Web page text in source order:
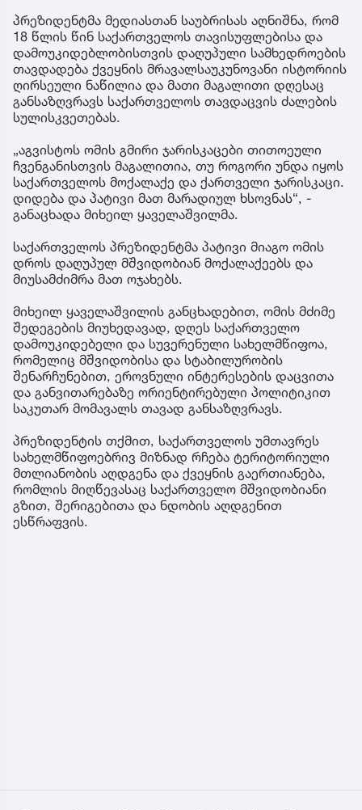
პრეზიდენტმა მედიასთან საუბრისას აღნიშნა, რომ
18 წლის წინ საქართველოს თავისუფლებისა და
დამოუკიდებლობისთვის დაღუპული სამხედროების
თავდადება ქვეყნის მრავალსაუკუნოვანი ისტორიის
ღირსეული ნაწილია და მათი მაგალითი დღესაც
განსაზღვრავს საქართველოს თავდაცვის ძალების
სულისკვეთებას.
„აგვისტოს ომის გმირი ჯარისკაცები თითოეული
ჩვენგანისთვის მაგალითია, თუ როგორი უნდა იყოს
საქართველოს მოქალაქე და ქართველი ჯარისკაცი.
დიდება და პატივი მათ მარადიულ ხსოვნას“, -
განაცხადა მიხეილ ყაველაშვილმა.
საქართველოს პრეზიდენტმა პატივი მიაგო ომის
დროს დაღუპულ მშვიდობიან მოქალაქეებს და
მიუსამძიმრა მათ ოჯახებს.
მიხეილ ყაველაშვილის განცხადებით, ომის მძიმე
შედეგების მიუხედავად, დღეს საქართველო
დამოუკიდებელი და სუვერენული სახელმწიფოა,
რომელიც მშვიდობისა და სტაბილურობის
შენარჩუნებით, ეროვნული ინტერესების დაცვითა
და განვითარებაზე ორიენტირებული პოლიტიკით
საკუთარ მომავალს თავად განსაზღვრავს.
პრეზიდენტის თქმით, საქართველოს უმთავრეს
სახელმწიფოებრივ მიზნად რჩება ტერიტორიული
მთლიანობის აღდგენა და ქვეყნის გაერთიანება,
რომლის მიღწევასაც საქართველო მშვიდობიანი
გზით, შერიგებითა და ნდობის აღდგენით
ესწრაფვის.